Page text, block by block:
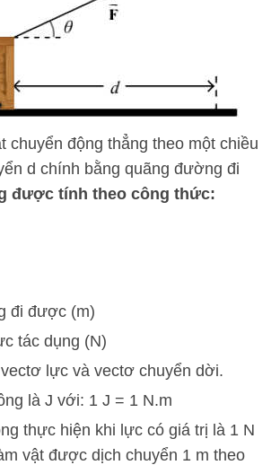
chuyển động thẳng theo một chiều
d chính bằng quãng đường đi
được tính theo công thức:
đi được (m)
tác dụng (N)
lực và vectơ chuyển dời.
là J với: 1 J = 1 N.m
thực hiện khi lực có giá trị là 1 N
vật được dịch chuyển 1 m theo